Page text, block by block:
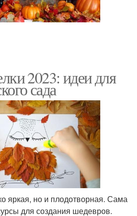
2023: идеи для
сада
яркая, но и плодотворная. Сама
для создания шедевров.